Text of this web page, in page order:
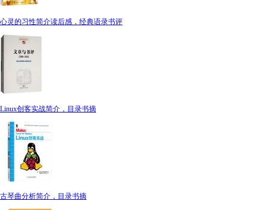
心灵的习性简介读后感，经典语录书评
Linux创客实战简介，目录书摘
古琴曲分析简介，目录书摘